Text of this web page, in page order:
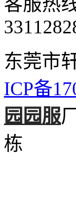
东莞市
ICP备
园园服
栋